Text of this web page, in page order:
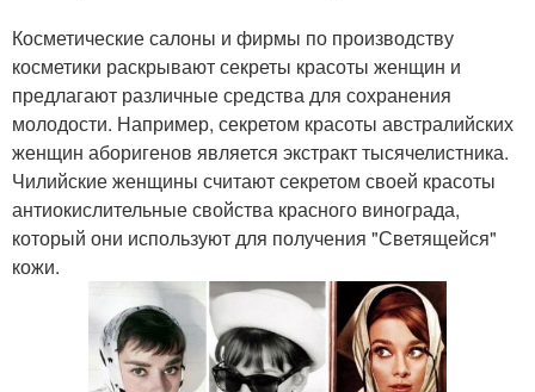
Косметические салоны и фирмы по производству
косметики раскрывают секреты красоты женщин и
предлагают различные средства для сохранения
молодости. Например, секретом красоты австралийских
женщин аборигенов является экстракт тысячелистника.
Чилийские женщины считают секретом своей красоты
антиокислительные свойства красного винограда,
который они используют для получения "Светящейся"
кожи.